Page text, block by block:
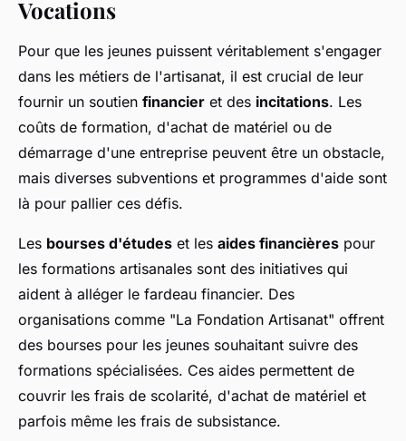
Vocations
Pour que les jeunes puissent véritablement s'engager
dans les métiers de l'artisanat, il est crucial de leur
fournir un soutien financier et des incitations. Les
coûts de formation, d'achat de matériel ou de
démarrage d'une entreprise peuvent être un obstacle,
mais diverses subventions et programmes d'aide sont
là pour pallier ces défis.
Les bourses d'études et les aides financières pour
les formations artisanales sont des initiatives qui
aident à alléger le fardeau financier. Des
organisations comme "La Fondation Artisanat" offrent
des bourses pour les jeunes souhaitant suivre des
formations spécialisées. Ces aides permettent de
couvrir les frais de scolarité, d'achat de matériel et
parfois même les frais de subsistance.